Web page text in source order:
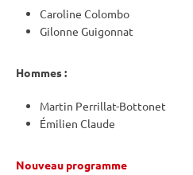
Caroline Colombo
Gilonne Guigonnat
Hommes :
Martin Perrillat-Bottonet
Émilien Claude
Nouveau programme